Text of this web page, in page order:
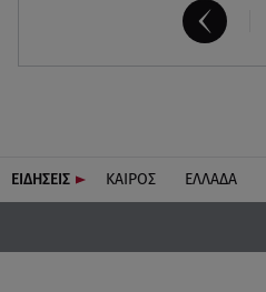
ΕΙΔΗΣΕΙΣ ΚΑΙΡΟΣ ΕΛΛΑΔΑ